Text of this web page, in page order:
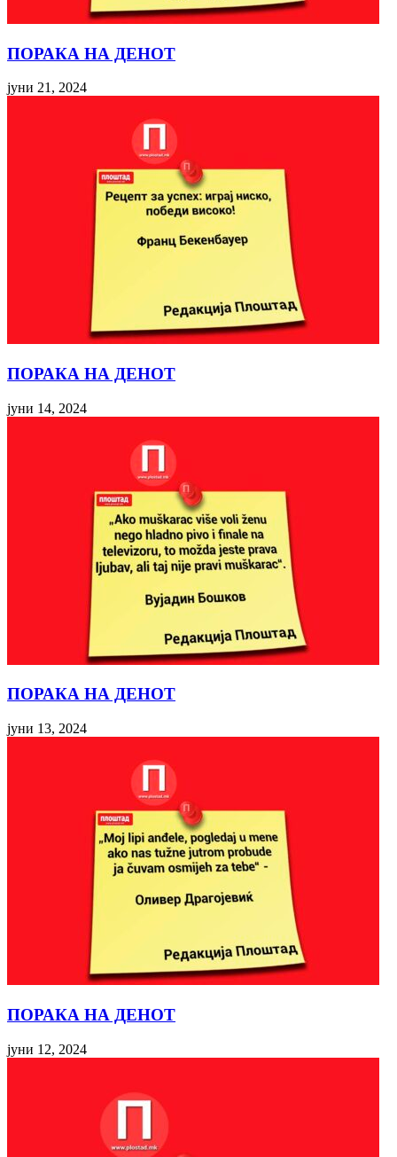
ПОРАКА НА ДЕНОТ
јуни 21, 2024
ПОРАКА НА ДЕНОТ
јуни 14, 2024
ПОРАКА НА ДЕНОТ
јуни 13, 2024
ПОРАКА НА ДЕНОТ
јуни 12, 2024